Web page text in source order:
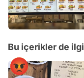
Bu içerikler de